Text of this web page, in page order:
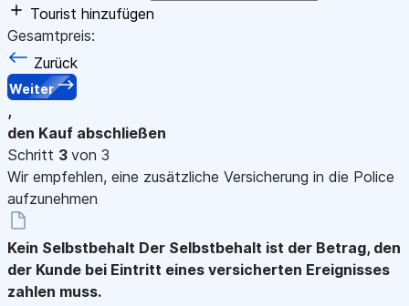
Tourist hinzufügen
Gesamtpreis:
Zurück
Weiter
,
den Kauf abschließen
Schritt 3 von 3
Wir empfehlen, eine zusätzliche Versicherung in die Police
aufzunehmen
Kein Selbstbehalt Der Selbstbehalt ist der Betrag, den
der Kunde bei Eintritt eines versicherten Ereignisses
zahlen muss.